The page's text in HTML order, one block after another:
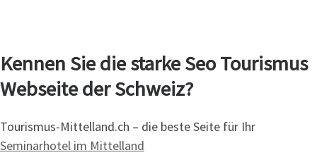
Kennen Sie die starke Seo Tourismus
Webseite der Schweiz?
Tourismus-Mittelland.ch – die beste Seite für Ihr
Seminarhotel im Mittelland